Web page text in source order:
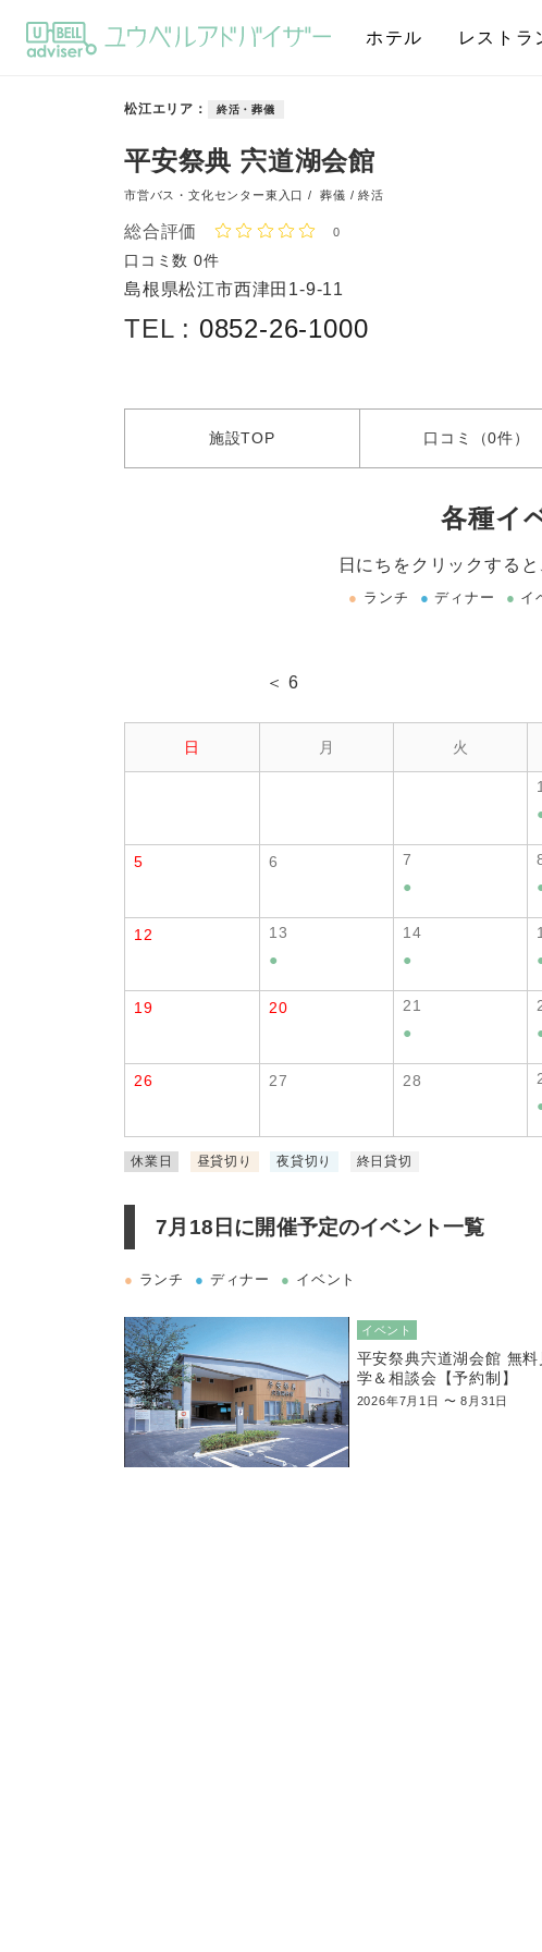
ホテル レストラ
松江エリア 終活・葬儀
平安祭典 宍道湖会館
市営バス・文化センター東入口 /葬儀 / 終活
総合評価 0
口コミ数 0件
島根県松江市西津田1-9-11
TEL : 0852-26-1000
施設TOP 口コミ （0件）
各種イ
日にちをクリックする
● ランチ ● ディナー ● イ
＜ 6
日 月 火
1
5 6
7
●
12
13
●
14
●
19 20
21
●
26 27 28
休業日 昼貸切り 夜貸切り 終日貸切
7月18日に開催予定のイベント一覧
● ランチ ● ディナー ● イベント
イベント
平安祭典宍道湖会館 無料
学＆相談会【予約制】
2026年7月1日 〜 8月31日